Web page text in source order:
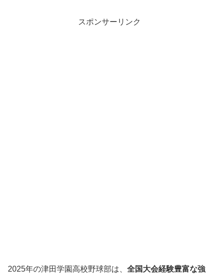
スポンサーリンク
2025年の津田学園高校野球部は、 全国大会経験豊富な強